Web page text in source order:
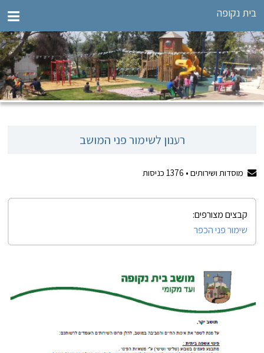
בית נקופה
רענון לשימור פני המושב
מוסדות ושירותים • 1376 כניסות
קבצים מצורפים:
שימור פני הכפר